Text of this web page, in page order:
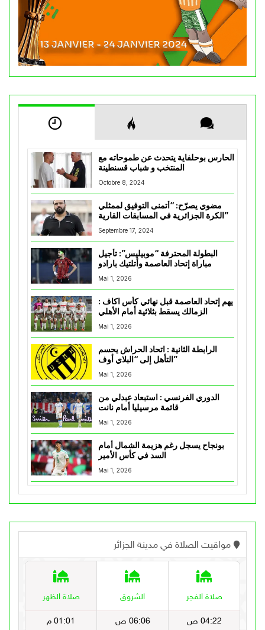
الحارس بوحلفاية يتحدث عن طموحاته مع
المنتخب و شباب قسنطينة
Octobre 8, 2024
مضوي يصرّح: “أتمنى التوفيق لممثلي
الكرة الجزائرية في المسابقات القارية”
Septembre 17, 2024
البطولة المحترفة “موبيليس”: تأجيل
مباراة إتحاد العاصمة وأتلتيك بارادو
Mai 1, 2026
يهم إتحاد العاصمة قبل نهائي كأس اكاف :
Mai 1, 2026
الرابطة الثانية : اتحاد الحراش يحسم
التأهل إلى “البلاي أوف”
Mai 1, 2026
الدوري الفرنسي : استبعاد عبدلي من
قائمة مرسيليا أمام نانت
Mai 1, 2026
بونجاح يسجل رغم هزيمة الشمال أمام
السد في كأس الأمير
Mai 1, 2026